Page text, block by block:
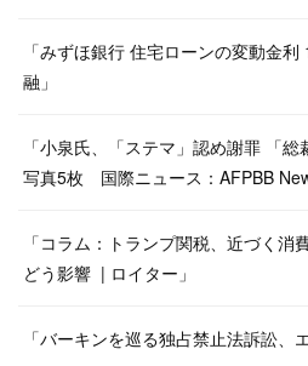
「みずほ銀行 住宅ローンの変動金
融」
「小泉氏、「ステマ」認め謝罪 「
写真5枚 国際ニュース：AFPBB
「コラム：トランプ関税、近づく
どう影響 | ロイター」
「バーキンを巡る独占禁止法訴訟、